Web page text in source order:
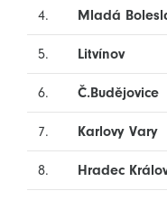
4. Mladá
5. Litvínov
6. Č.Budějovice
7. Karlovy Vary
8. Hradec